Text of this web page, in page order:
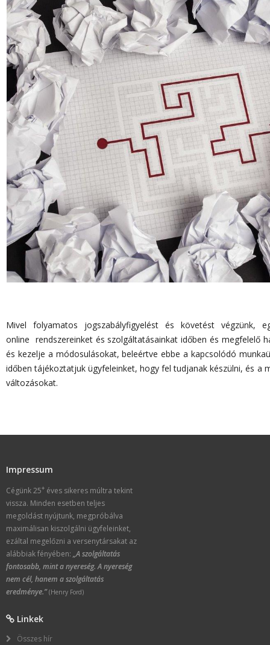
Mivel folyamatos jogszabályfigyelést és követést végzünk,
online rendszereinket és szolgáltatásainkat időben és megfelelő
és kezelje a módosulásokat, beleértve ebbe a kapcsolódó
időben tájékoztatjuk ügyfeleinket, hogy fel tudjanak készülni, és a
változásokat.
Impressum
Cégünk 25+ éves sikeres múltra tekint
vissza. Minden esetben teljes
megoldást nyújtunk, megpróbálva
maximálisan kiszolgálni ügyfeleinket,
ezáltal megelőzni a versenytársakat az
alábbiak fényében: „A szolgáltatás
fontosabb, mint a nyereség. A nyereség
nem cél, hanem a szolgáltatás
eredménye.” (Henry Ford)
Linkek
Összes hír